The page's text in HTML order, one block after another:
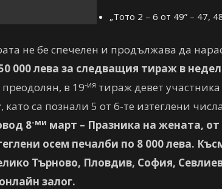
„Тото 2 – 6 от 49” – 47,
не бе спечелен и продължава да
000лева за следващия тираж в
в 19-ия тираж девет
като са познали 5 от 6-те изтеглени
8-ми март – Празника на жената,
осем печалби по 8 000 лева.
Търново, Пловдив, София,
залог.